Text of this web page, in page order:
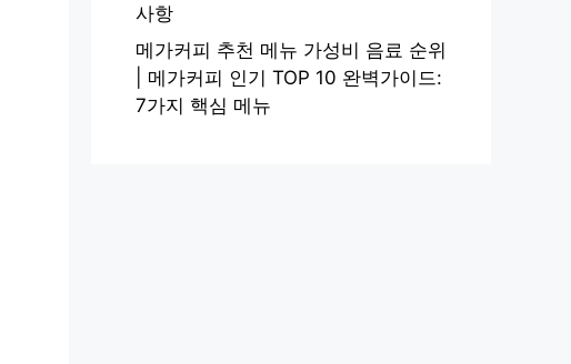
사항
메가커피 추천 메뉴 가성비 음료 순위
| 메가커피 인기 TOP 10 완벽가이드:
7가지 핵심 메뉴